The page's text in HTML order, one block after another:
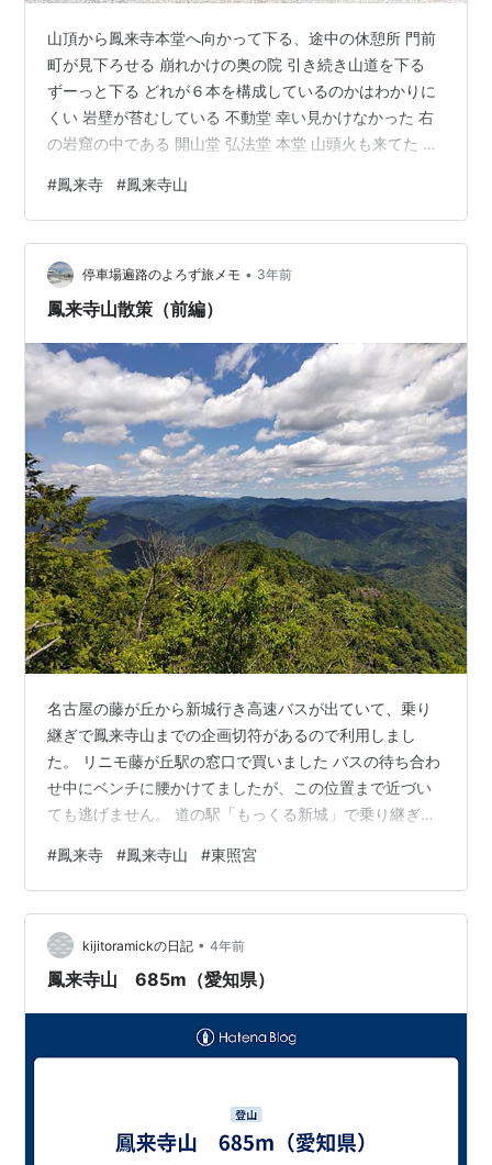
山頂から鳳来寺本堂へ向かって下る、途中の休憩所 門前
町が見下ろせる 崩れかけの奥の院 引き続き山道を下る
ずーっと下る どれが６本を構成しているのかはわかりに
くい 岩壁が苔むしている 不動堂 幸い見かけなかった 右
の岩窟の中である 開山堂 弘法堂 本堂 山頭火も来てた 休
は散策路とはいえアップダウンがあったのですでに脚に
きていてしんどい。 所々お堂の跡がある もちろん上りた
くないが下りもきつい 道の両脇に建物跡が続く 仁王門ま
で降りてきた、かなり疲れていて傘杉を見忘れた 仁王門
石段開始地点 50年前に白川郷から移築した、昔は食堂だ
#鳳来寺 #鳳来寺山
停車場遍路のよろず旅メモ • 3年前
鳳来寺山散策（前編）
名古屋の藤が丘から新城行き高速バスが出ていて、乗り
継ぎで鳳来寺山までの企画切符があるので利用しまし
た。 リニモ藤が丘駅の窓口で買いました バスの待ち合わ
せ中にベンチに腰かけてましたが、この位置まで近づい
ても逃げません。 道の駅「もっくる新城」で乗り継ぎま
の作法としては左下の表参道から石段を上るべきです
が、しんどいので鳳来寺パークウェイを通って本堂近く
までバスで行きます。 鳳来寺山山頂バス停に到着しまし
た。ただ本当の山頂はここからまだまだ登ります。 ミニ
バスです まずは東照宮への道すがらです 東照宮に到着
#鳳来寺 #鳳来寺山 #東照宮
kijitoramickの日記 • 4年前
鳳来寺山 685m（愛知県）